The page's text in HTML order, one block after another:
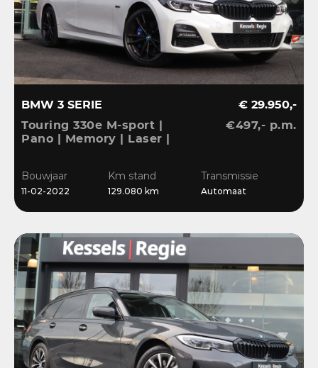
BMW 3 SERIE
Touring 330e M-sport |
Pano | Memory | Laser |
Bliss | Ambient | Pearl
White
€ 29.950,-
€497,- p.m.
Bouwjaar
11-02-2022
Km stand
129.080 km
Transmissie
Automaat